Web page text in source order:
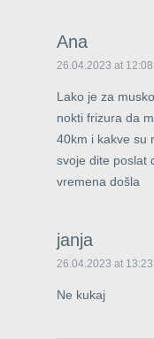
Ana
26.04.2023 at 12:08
Lako je za
nokti frizura da
40km i kakve su
svoje dite poslat
vremena došla
janja
26.04.2023 at 13:23
Ne kukaj